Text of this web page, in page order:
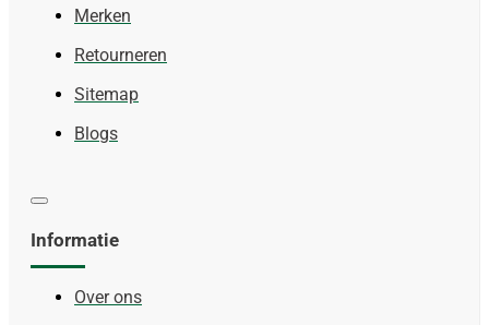
Merken
Retourneren
Sitemap
Blogs
Informatie
Over ons